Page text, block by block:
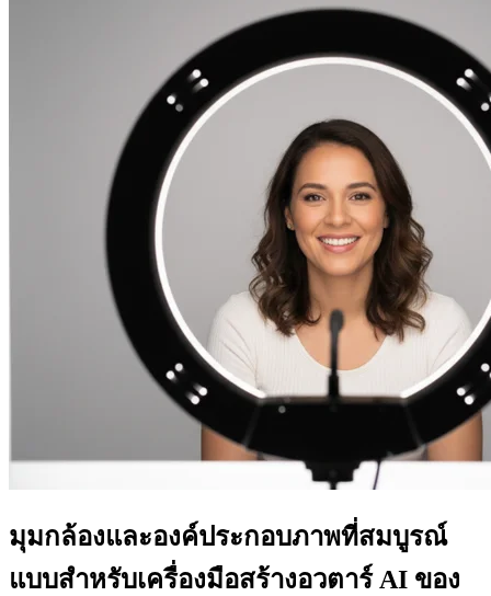
มุมกล้องและองค์ประกอบภาพที่สมบูรณ์
แบบสำหรับเครื่องมือสร้างอวตาร์ AI ของ